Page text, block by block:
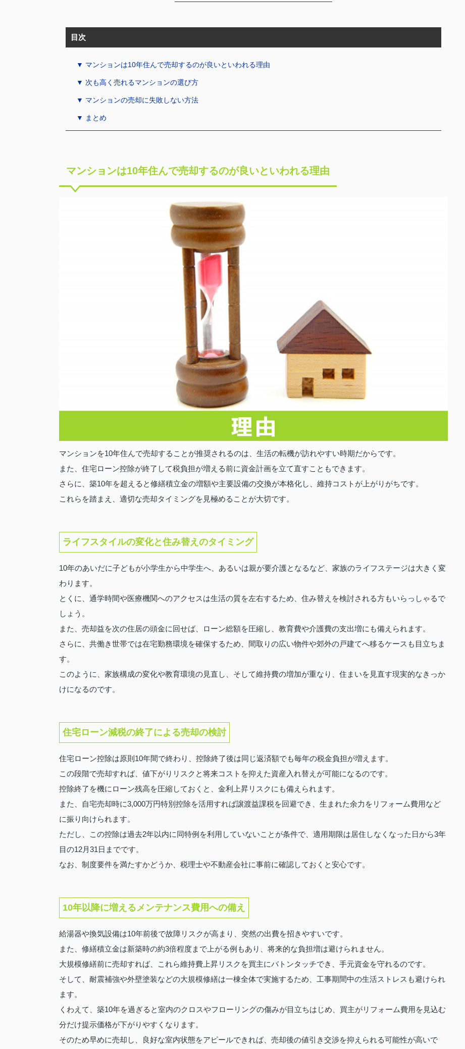
目次
▼ マンションは10年住んで売却するのが良いといわれる理由
▼ 次も高く売れるマンションの選び方
▼ マンションの売却に失敗しない方法
▼ まとめ
マンションは10年住んで売却するのが良いといわれる理由
マンションを10年住んで売却することが推奨されるのは、生活の転機が訪れやすい時期だからです。
また、住宅ローン控除が終了して税負担が増える前に資金計画を立て直すこともできます。
さらに、築10年を超えると修繕積立金の増額や主要設備の交換が本格化し、維持コストが上がりがちです。
これらを踏まえ、適切な売却タイミングを見極めることが大切です。
ライフスタイルの変化と住み替えのタイミング
10年のあいだに子どもが小学生から中学生へ、あるいは親が要介護となるなど、家族のライフステージは大きく変
わります。
とくに、通学時間や医療機関へのアクセスは生活の質を左右するため、住み替えを検討される方もいらっしゃるで
しょう。
また、売却益を次の住居の頭金に回せば、ローン総額を圧縮し、教育費や介護費の支出増にも備えられます。
さらに、共働き世帯では在宅勤務環境を確保するため、間取りの広い物件や郊外の戸建てへ移るケースも目立ちま
す。
このように、家族構成の変化や教育環境の見直し、そして維持費の増加が重なり、住まいを見直す現実的なきっか
けになるのです。
住宅ローン減税の終了による売却の検討
住宅ローン控除は原則10年間で終わり、控除終了後は同じ返済額でも毎年の税金負担が増えます。
この段階で売却すれば、値下がりリスクと将来コストを抑えた資産入れ替えが可能になるのです。
控除終了を機にローン残高を圧縮しておくと、金利上昇リスクにも備えられます。
また、自宅売却時に3,000万円特別控除を活用すれば譲渡益課税を回避でき、生まれた余力をリフォーム費用など
に振り向けられます。
ただし、この控除は過去2年以内に同特例を利用していないことが条件で、適用期限は居住しなくなった日から3年
目の12月31日までです。
なお、制度要件を満たすかどうか、税理士や不動産会社に事前に確認しておくと安心です。
10年以降に増えるメンテナンス費用への備え
給湯器や換気設備は10年前後で故障リスクが高まり、突然の出費を招きやすいです。
また、修繕積立金は新築時の約3倍程度まで上がる例もあり、将来的な負担増は避けられません。
大規模修繕前に売却すれば、これら維持費上昇リスクを買主にバトンタッチでき、手元資金を守れるのです。
そして、耐震補強や外壁塗装などの大規模修繕は一棟全体で実施するため、工事期間中の生活ストレスも避けられ
ます。
くわえて、築10年を過ぎると室内のクロスやフローリングの傷みが目立ちはじめ、買主がリフォーム費用を見込む
分だけ提示価格が下がりやすくなります。
そのため早めに売却し、良好な室内状態をアピールできれば、売却後の値引き交渉を抑えられる可能性が高いで